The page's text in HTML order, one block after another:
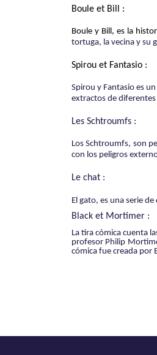
Boule et Bill :
Boule y Bill, es la
tortuga, la vecina y su
Spirou et Fantasio :
Spirou y Fantasio es
extractos de diferentes
Les Schtroumfs :
Los Schtroumfs, son
con los peligros
Le chat :
El gato, es una serie
Black et Mortimer :
La tira cómica cuenta
profesor Philip
cómica fue creada por